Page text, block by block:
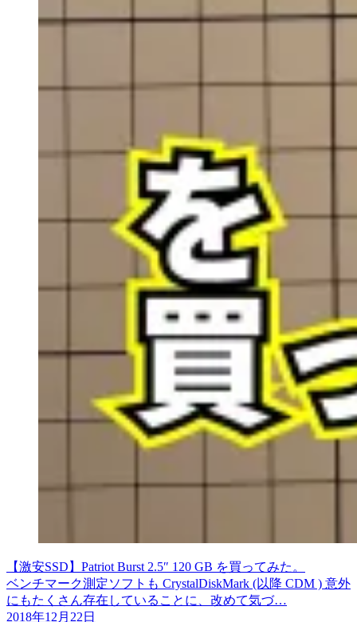
【激安SSD】Patriot Burst 2.5″ 120 GB を買ってみた。
ベンチマーク測定ソフトも CrystalDiskMark (以降 CDM ) 意外
にもたくさん存在していることに、改めて気づ…
2018年12月22日